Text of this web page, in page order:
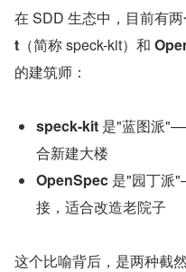
在 SDD 生态中，目前有两
t （简称 speck-kit）和
的建筑师：
speck-kit 是"蓝图派
合新建大楼
OpenSpec 是"园丁派
接，适合改造老院子
这个比喻背后，是两种截